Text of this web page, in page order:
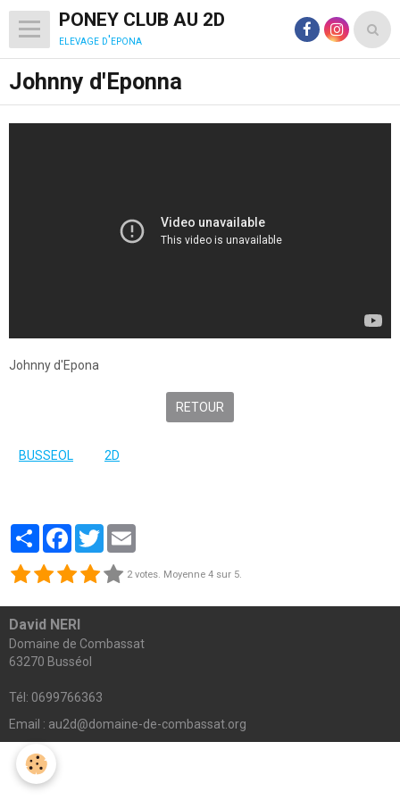
PONEY CLUB AU 2D
elevage d'epona
Johnny d'Eponna
Johnny d'Epona
RETOUR
BUSSEOL 2D
PartagerFacebook
Twitter
2votes. Moyenne 4 sur 5.
David NERI
Domaine de Combassat
63270 Busséol
Tél: 0699766363
Email : au2d@domaine-de-combassat.org